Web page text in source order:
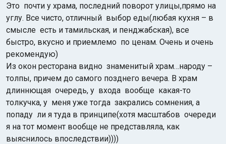
Это почти у храма, последний поворот улицы,прямо на
углу. Все чисто, отличный выбор еды(любая кухня – в
смысле есть и тамильская, и пенджабская), все
быстро, вкусно и приемлемо по ценам. Очень и очень
рекомендую)
Из окон ресторана видно знаменитый храм…народу –
толпы, причем до самого позднего вечера. В храм
длиннющая очередь, у входа вообще какая-то
толкучка, у меня уже тогда закрались сомнения, а
попаду ли я туда в принципе(хотя масштабов очереди
я на тот момент вообще не представляла, как
выяснилось впоследствии))))